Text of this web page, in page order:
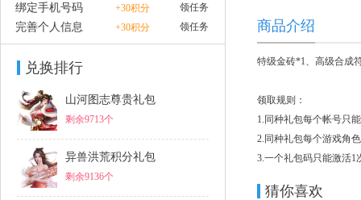
绑定手机号码 +30积分 领任务
完善个人信息 +30积分 领任务
兑换排行
山河图志尊贵礼包
剩余9713个
异兽洪荒积分礼包
剩余9136个
商品介绍
特级金砖*1、高级合成
领取规则：
1.同种礼包每个帐号只
2.同种礼包每个游戏角
3.一个礼包码只能激活1
猜你喜欢
马上兑换